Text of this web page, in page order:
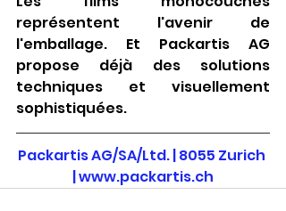
représentent l'avenir de
l'emballage. Et Packartis AG
propose déjà des solutions
techniques et visuellement
sophistiquées.
Packartis AG/SA/Ltd. | 8055 Zurich
|www.packartis.ch